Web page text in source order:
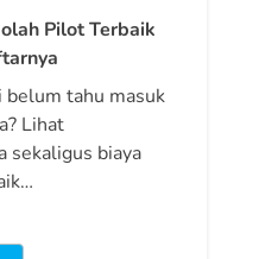
Pilot Terbaik
tahu masuk
Lihat
sekaligus biaya